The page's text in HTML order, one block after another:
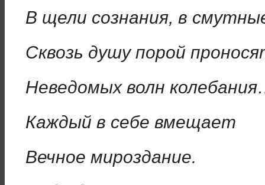
В щели сознания, в
Сквозь душу порой
Неведомых волн
Каждый в себе вмещает
Вечное мироздание.